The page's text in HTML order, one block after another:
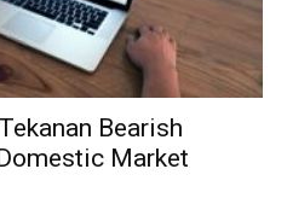
Bearish
Market